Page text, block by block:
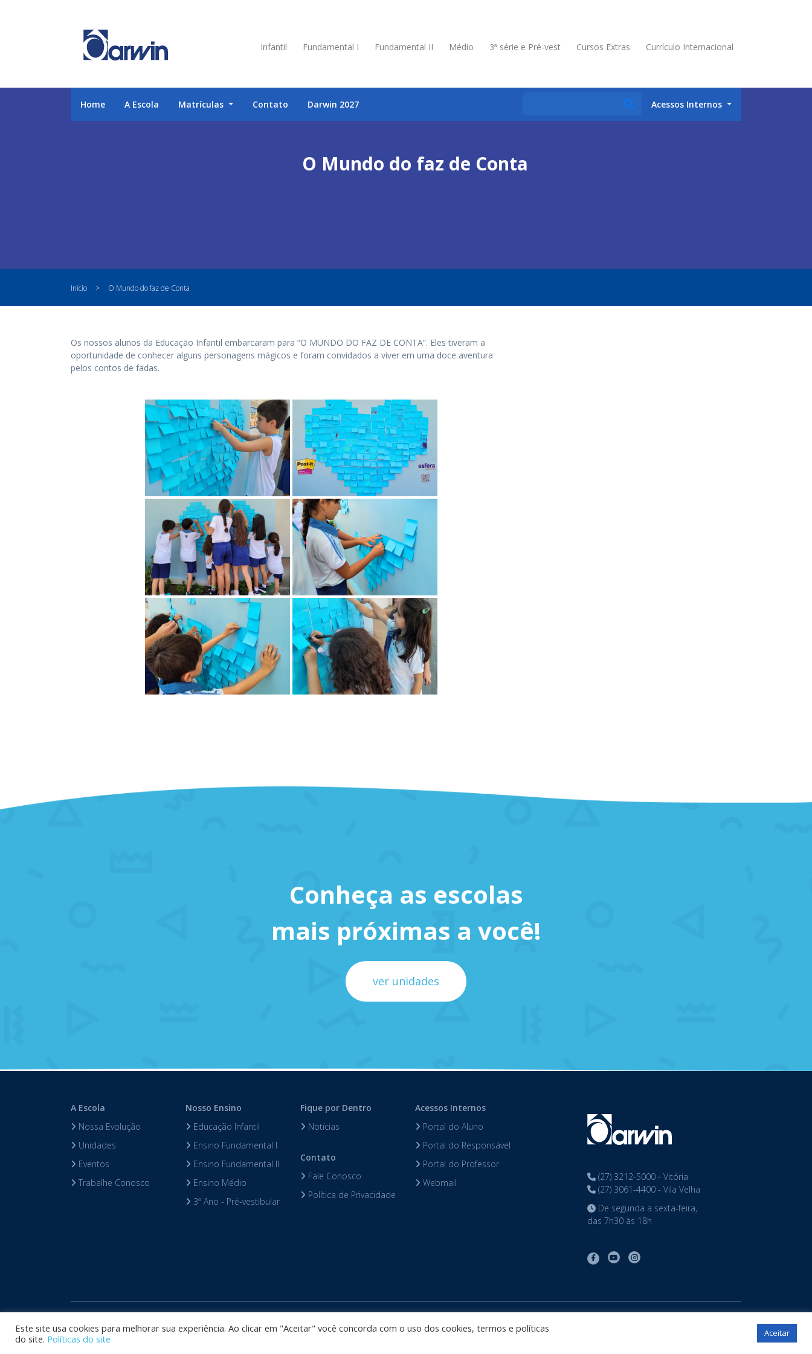
Infantil Fundamental I Fundamental II Médio 3ª série e Pré-vest Cursos Extras Currículo Internacional
Home A Escola Matrículas Contato Darwin 2027 Acessos Internos
O Mundo do faz de Conta
Início > O Mundo do faz de Conta
Os nossos alunos da Educação Infantil embarcaram para “O MUNDO DO FAZ DE CONTA”. Eles tiveram a
oportunidade de conhecer alguns personagens mágicos e foram convidados a viver em uma doce aventura
pelos contos de fadas.
Conheça as escolas
mais próximas a você!
ver unidades
A Escola
Nossa Evolução
Unidades
Eventos
Trabalhe Conosco
Nosso Ensino
Educação Infantil
Ensino Fundamental I
Ensino Fundamental II
Ensino Médio
3º Ano - Pré-vestibular
Fique por Dentro
Notícias
Contato
Fale Conosco
Política de Privacidade
Acessos Internos
Portal do Aluno
Portal do Responsável
Portal do Professor
Webmail
(27) 3212-5000 - Vitória
(27) 3061-4400 - Vila Velha
De segunda a sexta-feira,
das 7h30 às 18h
Copyright © Colégio Darwin desenvolvido por Phidelis Tecnologia . Todos os direitos reservados
Este site usa cookies para melhorar sua experiência. Ao clicar em "Aceitar" você concorda com o uso dos cookies, termos e políticas
do site. Políticas do site Aceitar